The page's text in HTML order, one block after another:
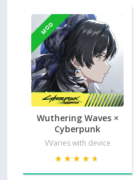
MOD
Wuthering Waves ×
Cyberpunk
VVaries with device
★★★★★
★★★★★